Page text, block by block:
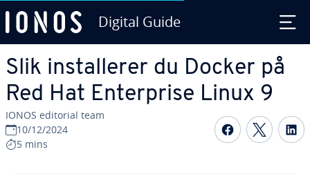
Digital Guide
Slik installerer du Docker på
Red Hat Enterprise Linux 9
IONOS editorial team
10/12/2024
5 mins
Share on